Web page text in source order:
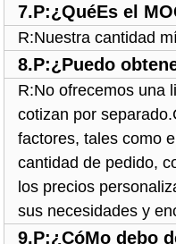
7.P:¿QuéEs el
R:Nuestra cantidad
8.P:¿Puedo
R:No ofrecemos una
cotizan por
factores, tales como
cantidad de pedido,
los precios
sus necesidades y
9.P:¿CóMo debo